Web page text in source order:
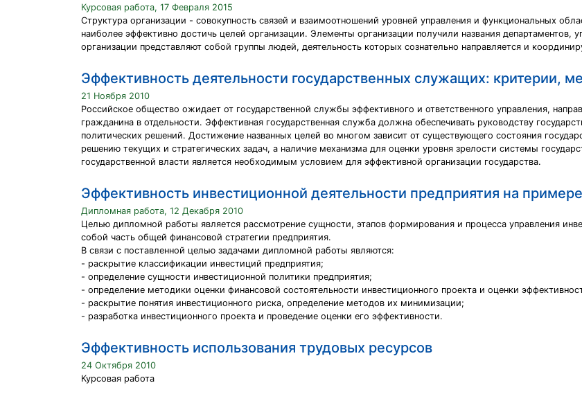
Курсовая работа, 17 Февраля 2015
Структура организации - совокупность связей и взаимоотношений уровней управления и функциональных
наиболее эффективно достичь целей организации. Элементы организации получили названия департаментов,
организации представляют собой группы людей, деятельность которых сознательно направляется и
Эффективность деятельности государственных служащих: критерии,
21 Ноября 2010
Российское общество ожидает от государственной службы эффективного и ответственного управления,
гражданина в отдельности. Эффективная государственная служба должна обеспечивать руководству
политических решений. Достижение названных целей во многом зависит от существующего состояния
решению текущих и стратегических задач, а наличие механизма для оценки уровня зрелости системы
государственной власти является необходимым условием для эффективной организации государства.
Эффективность инвестиционной деятельности предприятия на
Дипломная работа, 12 Декабря 2010
Целью дипломной работы является рассмотрение сущности, этапов формирования и процесса управления
собой часть общей финансовой стратегии предприятия.
В связи с поставленной целью задачами дипломной работы являются:
- раскрытие классификации инвестиций предприятия;
- определение сущности инвестиционной политики предприятия;
- определение методики оценки финансовой состоятельности инвестиционного проекта и оценки
- раскрытие понятия инвестиционного риска, определение методов их минимизации;
- разработка инвестиционного проекта и проведение оценки его эффективности.
Эффективность использования трудовых ресурсов
24 Октября 2010
Курсовая работа